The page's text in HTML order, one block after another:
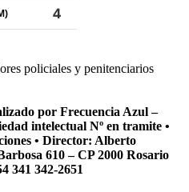
policiales y penitenciarios
por Frecuencia Azul –
intelectual Nº en tramite •
• Director: Alberto
610 – CP 2000 Rosario
341 342-2651